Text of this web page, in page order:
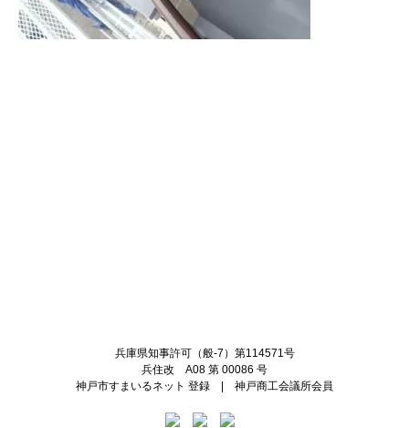
兵庫県知事許可（般-7）第114571号
兵住改 A08 第 00086 号
神戸市すまいるネット 登録 | 神戸商工会議所会員